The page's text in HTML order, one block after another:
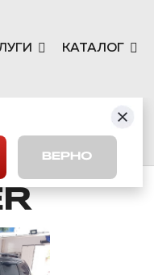
КАТАЛОГ
ВЕРНО